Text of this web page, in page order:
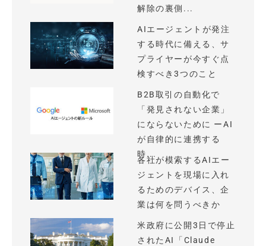
解除の裏側...
AIエージェントが発注
する時代に備える、サ
プライヤーが今すぐ点
検すべき3つのこと
B2B取引の自動化で
「発見されない企業」
にならないために ーAI
が自律的に連携する
時...
各社が模索するAIエー
ジェントを現場に入れ
るためのデバイス、企
業は何を問うべきか
米政府に公開3日で停止
されたAI「Claude